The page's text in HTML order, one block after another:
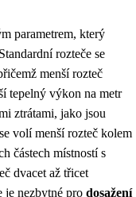
parametrem, který
rozteče se
menší rozteč
tepelný výkon na metr
ztrátami, jako jsou
volí menší rozteč kolem
částech místností s
dvacet až třicet
je nezbytné pro dosažení